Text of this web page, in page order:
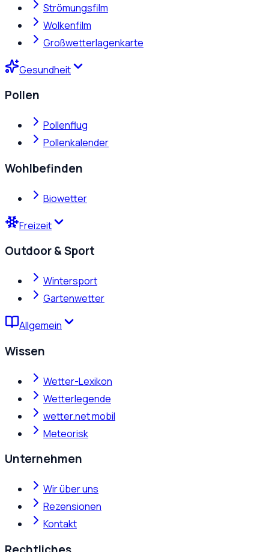
Strömungsfilm
Wolkenfilm
Großwetterlagenkarte
Gesundheit
Pollen
Pollenflug
Pollenkalender
Wohlbefinden
Biowetter
Freizeit
Outdoor & Sport
Wintersport
Gartenwetter
Allgemein
Wissen
Wetter-Lexikon
Wetterlegende
wetter.net mobil
Meteorisk
Unternehmen
Wir über uns
Rezensionen
Kontakt